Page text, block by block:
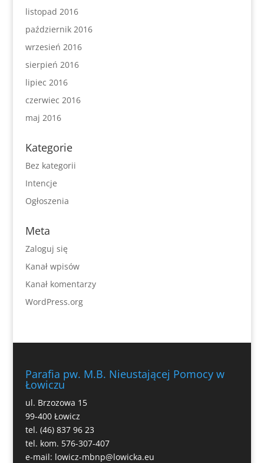
listopad 2016
październik 2016
wrzesień 2016
sierpień 2016
lipiec 2016
czerwiec 2016
maj 2016
Kategorie
Bez kategorii
Intencje
Ogłoszenia
Meta
Zaloguj się
Kanał wpisów
Kanał komentarzy
WordPress.org
Parafia pw. M.B. Nieustającej Pomocy w
Łowiczu
ul. Brzozowa 15
99-400 Łowicz
tel. (46) 837 96 23
tel. kom. 576-307-407
e-mail: lowicz-mbnp@lowicka.eu